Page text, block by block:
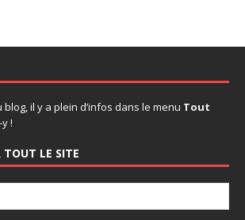
il y a plein d’infos dans le menu Tout
!
TOUT LE SITE